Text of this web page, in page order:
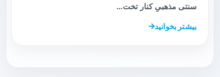
سنتی مذهبیِ کنار تخت…
بیشتر بخوانید